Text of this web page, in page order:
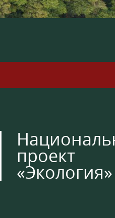
проект
«Экология»